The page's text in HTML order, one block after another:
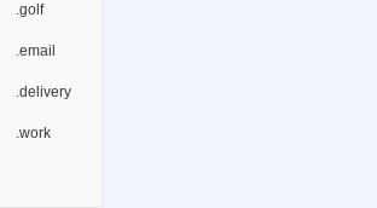
.golf
.email
.delivery
.work